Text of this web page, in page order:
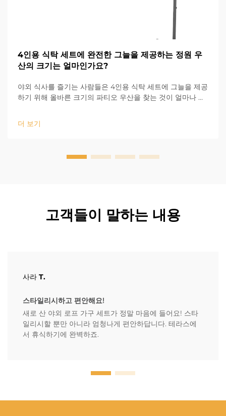
4인용 식탁 세트에 완전한 그늘을 제공하는 정원 우
산의 크기는 얼마인가요?
야외 식사를 즐기는 사람들은 4인용 식탁 세트에 그늘을 제공
하기 위해 올바른 크기의 파티오 우산을 찾는 것이 얼마나 어
트의 일부가 햇빛에 노출되며, 너무 크면...
더 보기
고객들이 말하는 내용
사라 T.
스타일리시하고 편안해요!
새로 산 야외 로프 가구 세트가 정말 마음에 들어요! 스타
일리시할 뿐만 아니라 엄청나게 편안하답니다. 테라스에
서 휴식하기에 완벽하죠.